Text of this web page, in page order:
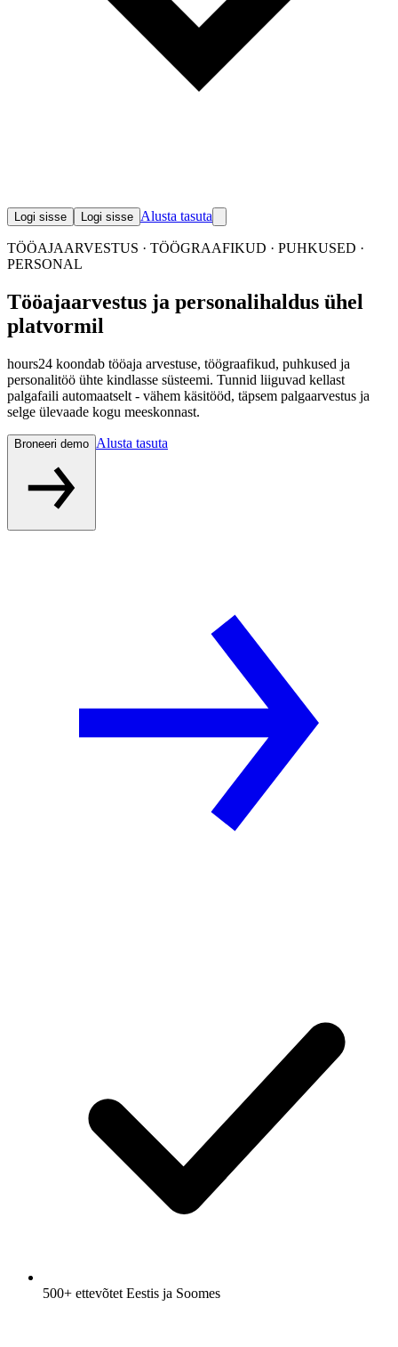
Logi sisse Logi sisse Alusta tasuta
TÖÖAJAARVESTUS · TÖÖGRAAFIKUD · PUHKUSED ·
PERSONAL
Tööajaarvestus ja personalihaldus ühel
platvormil
hours24 koondab tööaja arvestuse, töögraafikud, puhkused ja
personalitöö ühte kindlasse süsteemi. Tunnid liiguvad kellast
palgafaili automaatselt - vähem käsitööd, täpsem palgaarvestus ja
selge ülevaade kogu meeskonnast.
Broneeri demo Alusta tasuta
500+ ettevõtet Eestis ja Soomes